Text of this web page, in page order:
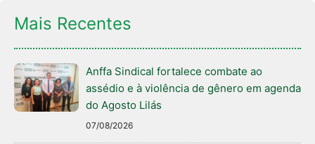
Mais Recentes
Anffa Sindical fortalece combate ao
assédio e à violência de gênero em agenda
do Agosto Lilás
07/08/2026